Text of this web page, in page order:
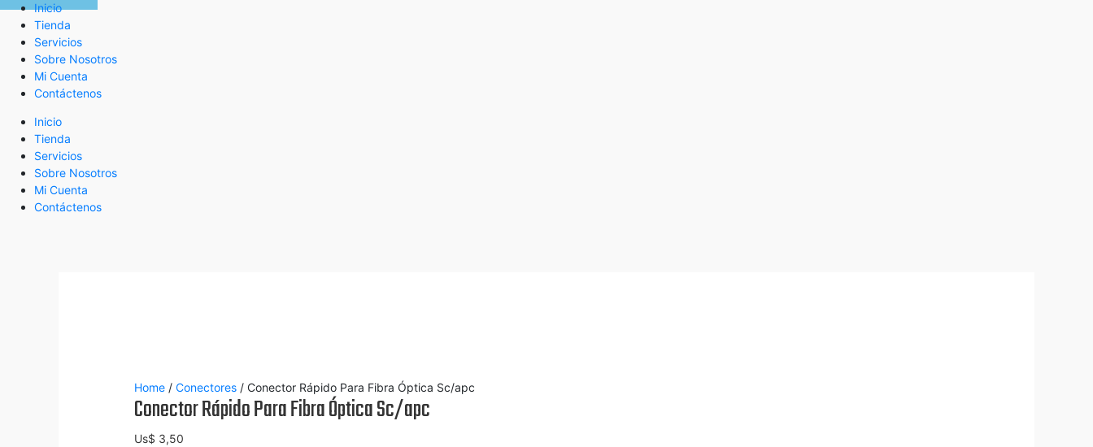
Inicio
Tienda
Servicios
Sobre Nosotros
Mi Cuenta
Contáctenos
Inicio
Tienda
Servicios
Sobre Nosotros
Mi Cuenta
Contáctenos
Home /Conectores / Conector Rápido Para Fibra Óptica Sc/apc
Conector Rápido Para Fibra Óptica Sc/apc
Us$ 3,50